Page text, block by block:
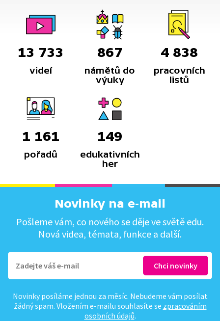
13 733
videí
867
námětů do
výuky
4 838
pracovních
listů
1 161
pořadů
149
edukativních
her
Novinky na e-mail
Pošleme vám, co nového se děje ve světě edu.
Nová videa, témata, funkce a další.
Novinky posíláme jednou za měsíc. Nebudeme vám posílat
žádný spam. Vložením e-mailu souhlasíte se zpracováním
osobních údajů.